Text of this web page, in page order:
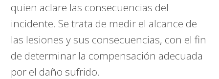
quien aclare las consecuencias del
incidente. Se trata de medir el alcance de
las lesiones y sus consecuencias, con el fin
de determinar la compensación adecuada
por el daño sufrido.